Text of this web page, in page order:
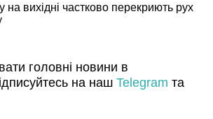
на вихідні частково перекриють рух
головні новини в
на наш Telegram та